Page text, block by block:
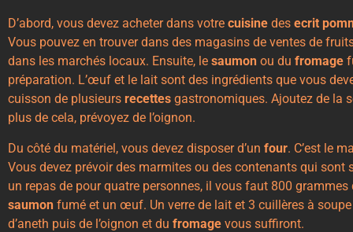
D’abord, vous devez acheter dans votre cuisine des ecrit
Vous pouvez en trouver dans des magasins de ventes de
dans les marchés locaux. Ensuite, le saumon ou du fromage
préparation. L’œuf et le lait sont des ingrédients que vous
cuisson de plusieurs recettes gastronomiques. Ajoutez de la
plus de cela, prévoyez de l’oignon.
Du côté du matériel, vous devez disposer d’un four. C’est le
Vous devez prévoir des marmites ou des contenants qui sont
un repas de pour quatre personnes, il vous faut 800 grammes
saumon fumé et un œuf. Un verre de lait et 3 cuillères à
d’aneth puis de l’oignon et du fromage vous suffiront.